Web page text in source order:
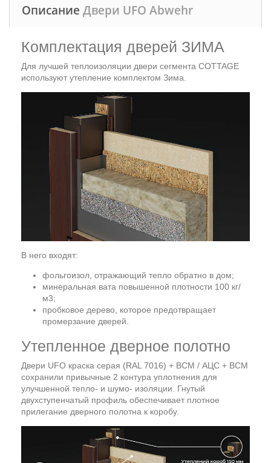
Описание Двери UFO Abwehr
Комплектация дверей ЗИМА
Для лучшей теплоизоляции двери сегмента COTTAGE
используют утепление комплектом Зима.
В него входят:
фольгоизол, отражающий тепло обратно в дом;
минеральная вата повышенной плотности 100 кг/
м3;
пробковое дерево, которое предотвращает
промерзание дверей.
Утепленное дверное полотно
Двери UFO краска серая (RAL 7016) + ВСМ / АЦС + ВСМ
сохранили привычные 2 контура уплотнения для
улучшенной тепло- и шумо- изоляции. Гнутый
двухступенчатый профиль обеспечивает плотное
прилегание дверного полотна к коробу.